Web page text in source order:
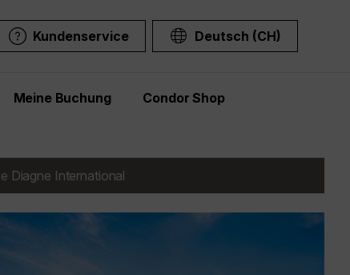
Kundenservice Deutsch (CH)
Meine Buchung Condor Shop
Diagne International